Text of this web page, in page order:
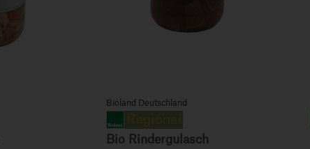
Bioland Deutschland
Bio Rindergulasch